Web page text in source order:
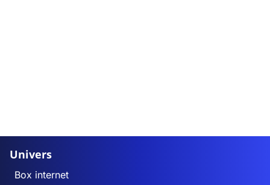
Univers
Box internet